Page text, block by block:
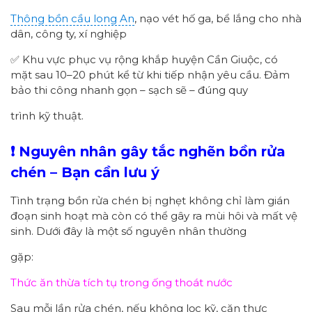
Thông bồn cầu long An, nạo vét hố ga, bể lắng cho nhà
dân, công ty, xí nghiệp
✅ Khu vực phục vụ rộng khắp huyện Cần Giuộc, có
mặt sau 10–20 phút kể từ khi tiếp nhận yêu cầu. Đảm
bảo thi công nhanh gọn – sạch sẽ – đúng quy
trình kỹ thuật.
❗ Nguyên nhân gây tắc nghẽn bồn rửa
chén – Bạn cần lưu ý
Tình trạng bồn rửa chén bị nghẹt không chỉ làm gián
đoạn sinh hoạt mà còn có thể gây ra mùi hôi và mất vệ
sinh. Dưới đây là một số nguyên nhân thường
gặp:
Thức ăn thừa tích tụ trong ống thoát nước
Sau mỗi lần rửa chén, nếu không lọc kỹ, cặn thực